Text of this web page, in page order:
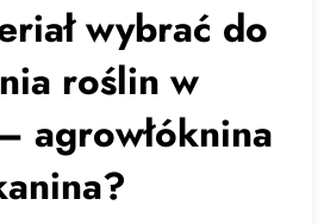
wybrać do
roślin w
agrowłóknina